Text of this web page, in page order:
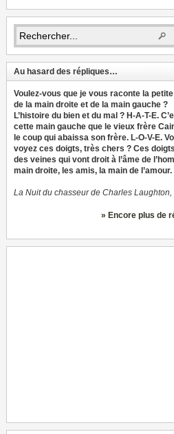
Au hasard des répliques…
Voulez-vous que je vous raconte la
de la main droite et de la main gauche ?
L’histoire du bien et du mal ? H-A-T-E.
cette main gauche que le vieux frère
le coup qui abaissa son frère. L-O-V-E.
voyez ces doigts, très chers ? Ces
des veines qui vont droit à l’âme de
main droite, les amis, la main de l’amour.
La Nuit du chasseur de Charles Laughton,
» Encore plus de